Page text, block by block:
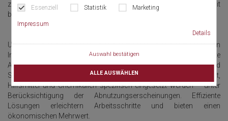
Essenziell Statistik Marketing
Impressum
Details
Auswahl bestätigen
ALLE AUSWÄHLEN
zukunftsorientierte und modular ausbaufähige Technologien mit
bestehenden Kundensystemen effizient kombiniert.
Um hohe Hygienestandards bei der Bereitstellung von
Instrumenten erreichen zu können, ist eine saubere und effiziente
Aufbereitung Voraussetzung. Reinigungs-, Desinfektions- und
Sterilisations- methoden müssen korrekt ausgeführt,
Hilfsmittel und Chemikalien spezifisch eingesetzt werden – unter
Berücksichtigung der Abnutzungserscheinungen. Effiziente
Lösungen erleichtern Arbeitsschritte und bieten einen
ökonomischen Mehrwert.